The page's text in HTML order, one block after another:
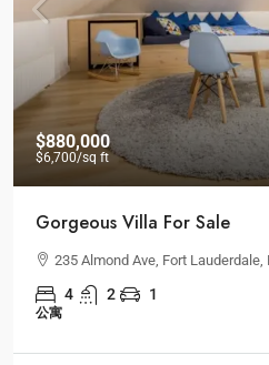
$880,000
$6,700/sq ft
Gorgeous Villa For Sale
235 Almond Ave, Fort Lauderdale,
4 2 1
公寓